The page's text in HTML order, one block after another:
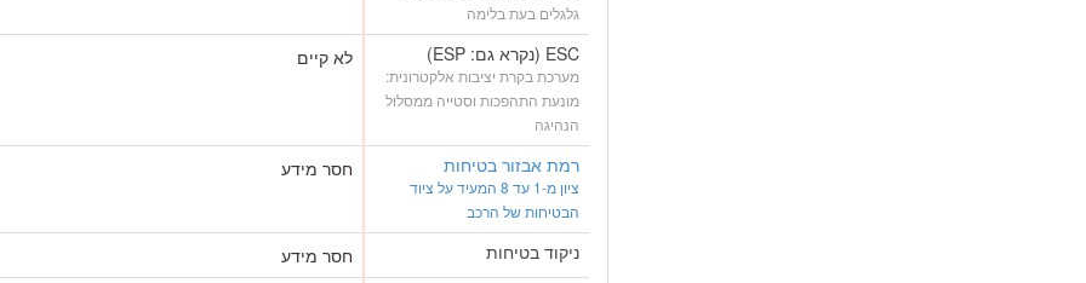
גלגלים בעת בלימה
ESC (נקרא גם: ESP)
מערכת בקרת יציבות אלקטרונית:
מונעת התהפכות וסטייה ממסלול
הנהיגה
לא קיים
רמת אבזור בטיחות
ציון מ-1 עד 8 המעיד על ציוד
הבטיחות של הרכב
חסר מידע
ניקוד בטיחות
חסר מידע